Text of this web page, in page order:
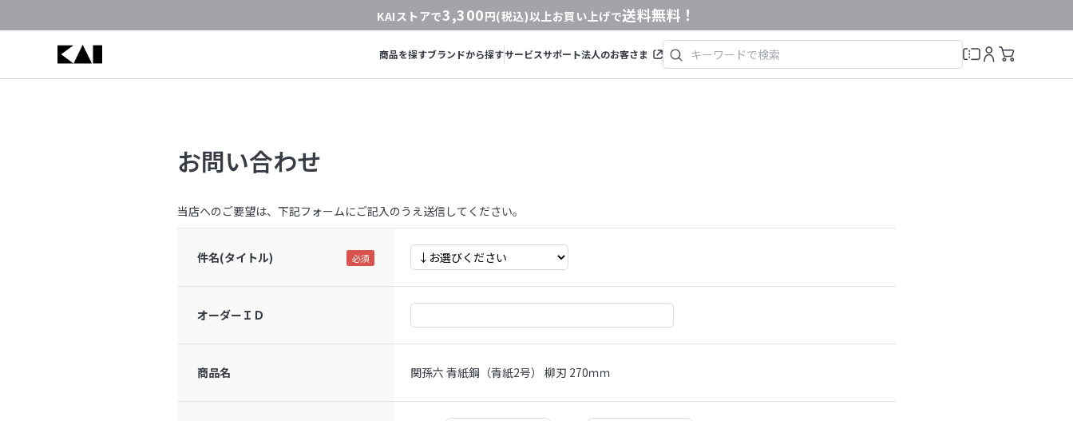
KAIストアで3,300円(税込)以上お買い上げで送料無料！
商品を探すブランドから探すサービスサポート法人のお客さま
お問い合わせ
当店へのご要望は、下記フォームにご記入のうえ送信してください。
件名(タイトル)
オーダーＩＤ
商品名 関孫六 青紙鋼（青紙2号） 柳刃 270ｍｍ